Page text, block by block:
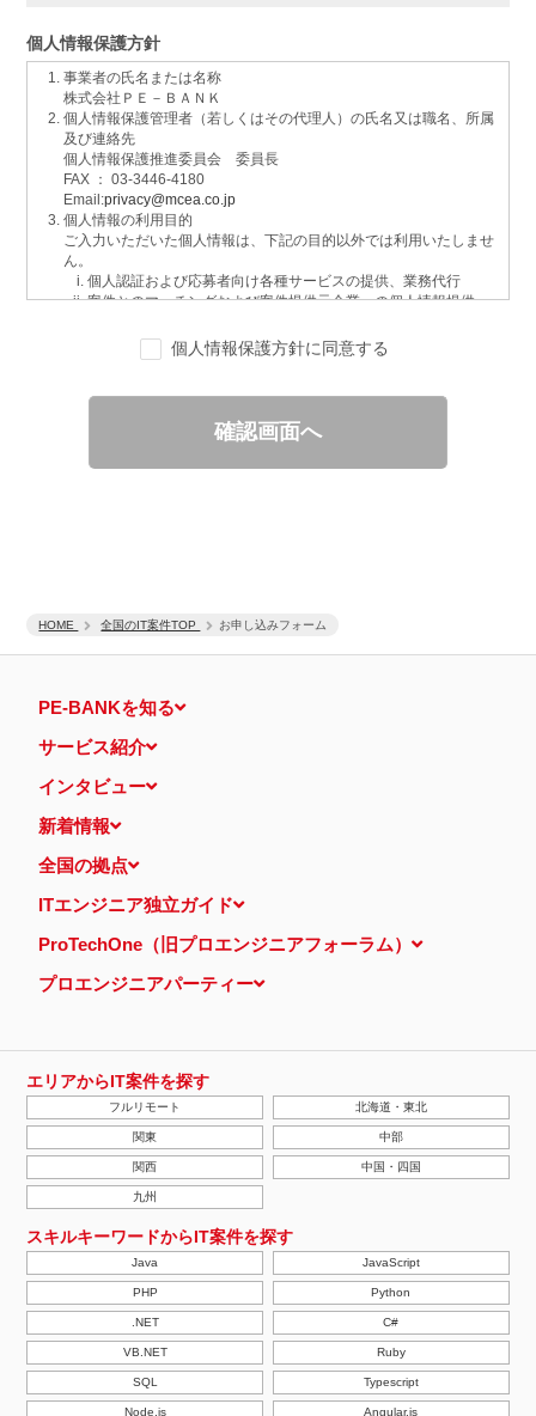
HOME 全国のIT案件TOP お申し込みフォーム
個人情報保護方針
事業者の氏名または名称
株式会社ＰＥ－ＢＡＮＫ
個人情報保護管理者（若しくはその代理人）の氏名又は職名、所属
及び連絡先
個人情報保護推進委員会 委員長
FAX ： 03-3446-4180
Email:privacy@mcea.co.jp
個人情報の利用目的
ご入力いただいた個人情報は、下記の目的以外では利用いたしませ
ん。
個人認証および応募者向け各種サービスの提供、業務代行
案件とのマッチングおよび案件提供元企業への個人情報提供
サービスに関するご意見、お問い合わせへの回答
ご要望の分析、各種統計データの算出と分析
当社運営のウェブサイト訪問前にクリックされている広告の情
報（クリック日や広告掲載サイトなど）を取得のうえ、情報と
照合して広告効果を測定
個人情報の第三者提供について
的の通知・開示・内容の訂正・追加または削除・利用の停止・消去
認定個人情報保護団体の名称および、苦情の解決の申出先
一般社団法人日本個人情報管理協会（JAPiCO）
相談・苦情受付窓口
ル泉岳寺前
本人が容易に認識できない方法による個人情報の取得
当ウェブサイトでは、広告配信事業者が提供するプログラムを利用
し、特定のサイトにおいて行動ターゲティング広告（サイト閲覧情
報などをもとにユーザーの興味・関心にあわせて広告を配信する広
告手法）を行っております。 その際、ユーザーのサイト訪問履歴
情報を採取するためCookieを使用しています（ただし、個人を特
定・識別できるような情報は一切含まれておりません）。
正、その他個人情報の安全管理のために必要かつ適切な措置を講じ
ます。
当社の個人情報の取扱いに関する苦情、相談等の問合せ先
株式会社ＰＥ－ＢＡＮＫ 個人情報相談窓口
FAX：03-3446-4180
Email：privacy@mcea.co.jp
【2019年10月7日 改訂】
個人情報保護方針に同意する
確認画面へ
PE-BANKを知る
サービス紹介
インタビュー
新着情報
全国の拠点
ITエンジニア独立ガイド
ProTechOne（旧プロエンジニアフォーラム）
プロエンジニアパーティー
エリアからIT案件を探す
フルリモート 北海道・東北
関東 中部
関西 中国・四国
九州
スキルキーワードからIT案件を探す
Java JavaScript
PHP Python
.NET C#
VB.NET Ruby
SQL Typescript
Node.js Angular.js